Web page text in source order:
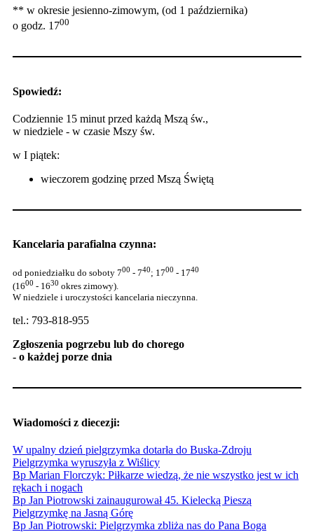
** w okresie jesienno-zimowym, (od 1 października)
o godz. 1700
Spowiedź:
Codziennie 15 minut przed każdą Mszą św.,
w niedziele - w czasie Mszy św.
w I piątek:
wieczorem godzinę przed Mszą Świętą
Kancelaria parafialna czynna:
od poniedziałku do soboty 700 - 740; 1700 - 1740
(1600 - 1630 okres zimowy).
W niedziele i uroczystości kancelaria nieczynna.
tel.: 793-818-955
Zgłoszenia pogrzebu lub do chorego
- o każdej porze dnia
Wiadomości z diecezji:
W upalny dzień pielgrzymka dotarła do Buska-Zdroju
Pielgrzymka wyruszyła z Wiślicy
Bp Marian Florczyk: Piłkarze wiedzą, że nie wszystko jest w ich
rękach i nogach
Bp Jan Piotrowski zainaugurował 45. Kielecką Pieszą
Pielgrzymkę na Jasną Górę
Bp Jan Piotrowski: Pielgrzymka zbliża nas do Pana Boga